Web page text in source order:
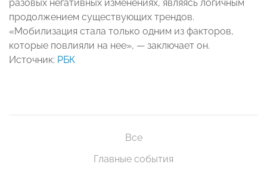
разовых негативных изменениях, являясь логичным
продолжением существующих трендов.
«Мобилизация стала только одним из факторов,
которые повлияли на нее», — заключает он.
Источник: РБК
Все
Главные события